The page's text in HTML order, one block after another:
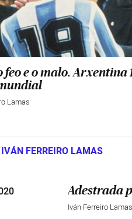
feo e o malo. Arxentina
Lamas
IVÁN FERREIRO LAMAS
Adestrada
Iván Ferreiro Lamas